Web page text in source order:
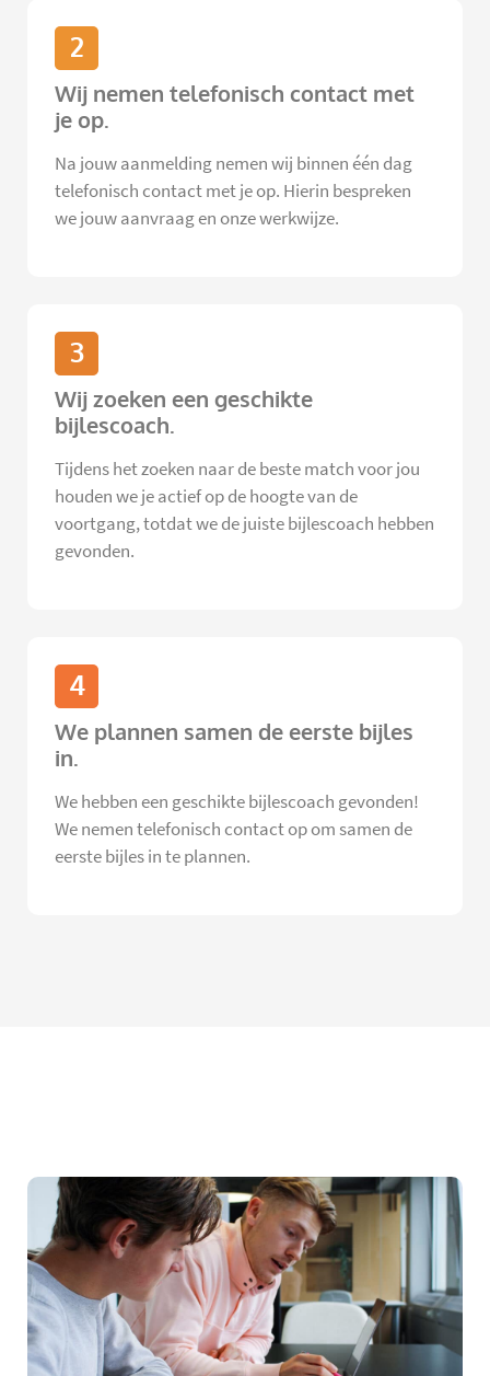
2
Wij nemen telefonisch contact met
je op.
Na jouw aanmelding nemen wij binnen één dag
telefonisch contact met je op. Hierin bespreken
we jouw aanvraag en onze werkwijze.
3
Wij zoeken een geschikte
bijlescoach.
Tijdens het zoeken naar de beste match voor jou
houden we je actief op de hoogte van de
voortgang, totdat we de juiste bijlescoach hebben
gevonden.
4
We plannen samen de eerste bijles
in.
We hebben een geschikte bijlescoach gevonden!
We nemen telefonisch contact op om samen de
eerste bijles in te plannen.